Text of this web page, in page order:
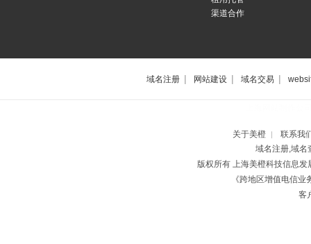
渠道合作
域名注册 | 网站建设 | 域名交易 |
关于美橙 |
联系我
域名注册,域名
版权所有 上海美橙科技信息
《跨地区增值电信
客